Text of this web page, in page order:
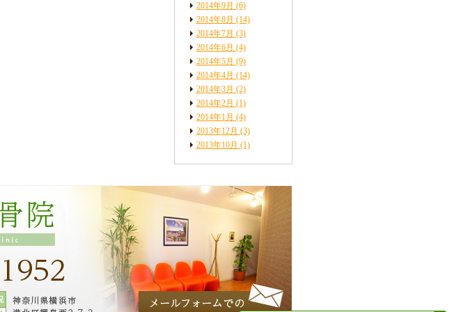
2014年9月 (6)
2014年8月 (14)
2014年7月 (3)
2014年6月 (4)
2014年5月 (9)
2014年4月 (14)
2014年3月 (2)
2014年2月 (1)
2014年1月 (4)
2013年12月 (3)
2013年10月 (1)